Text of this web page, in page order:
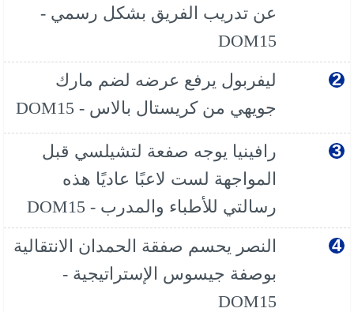
عن تدريب الفريق بشكل رسمي -
DOM15
ليفربول يرفع عرضه لضم مارك
جويهي من كريستال بالاس - DOM15
رافينيا يوجه صفعة لتشيلسي قبل
المواجهة لست لاعبًا عاديًا هذه
رسالتي للأطباء والمدرب - DOM15
النصر يحسم صفقة الحمدان الانتقالية
بوصفة جيسوس الإستراتيجية -
DOM15